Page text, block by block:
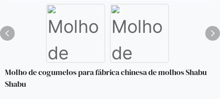
Molho de cogumelos para fábrica chinesa de molhos Shabu
Shabu